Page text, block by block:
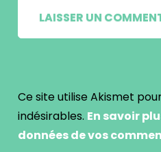
Ce site utilise Akismet
indésirables. En savoir
données de vos